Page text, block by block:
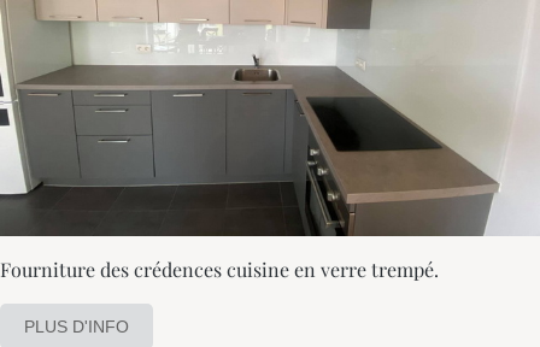
Fourniture des crédences cuisine en verre trempé.
PLUS D'INFO